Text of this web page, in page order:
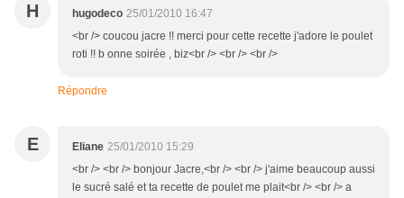
H hugodeco 25/01/2010 16:47
<br /> coucou jacre !! merci pour cette recette j'adore le poulet
roti !! b onne soirée , biz<br /> <br /> <br />
Répondre
E Eliane 25/01/2010 15:29
<br /> <br /> bonjour Jacre,<br /> <br /> j'aime beaucoup aussi
le sucré salé et ta recette de poulet me plait<br /> <br /> a